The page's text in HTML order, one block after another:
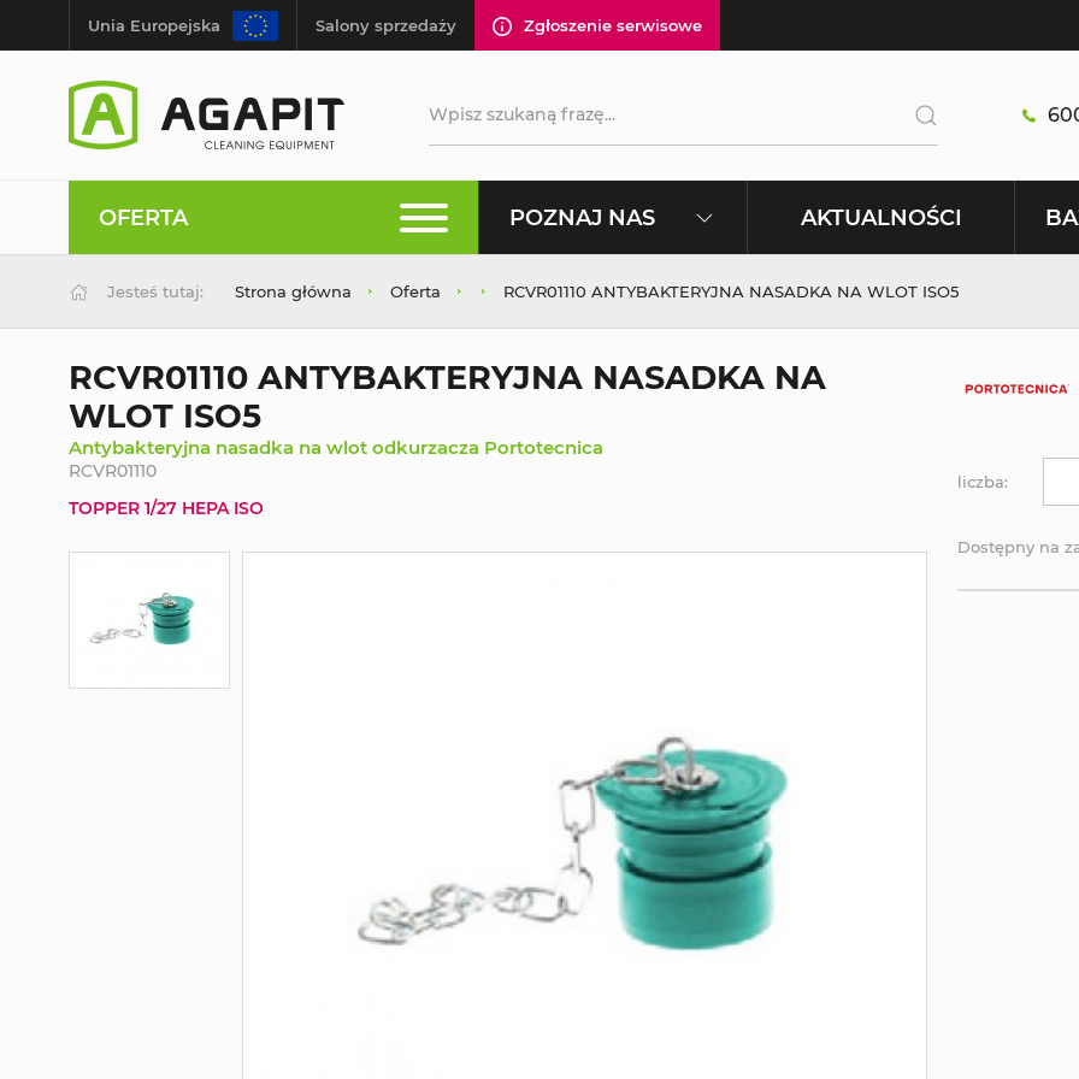
Unia Europejska Salony sprzedaży Zgłoszenie serwisowe
OFERTA POZNAJ NAS AKTUALNOŚCI
Jesteś tutaj: Strona główna Oferta RCVR01110 ANTYBAKTERYJNA NASADKA NA WLOT ISO5
RCVR01110 ANTYBAKTERYJNA NASADKA NA
WLOT ISO5
Antybakteryjna nasadka na wlot odkurzacza Portotecnica
RCVR01110
TOPPER 1/27 HEPA ISO
liczba:
Dostępny na